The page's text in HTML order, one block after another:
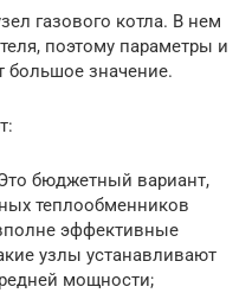
газового котла. В нем
поэтому параметры и
большое значение.
бюджетный вариант,
теплообменников
эффективные
узлы устанавливают
мощности;